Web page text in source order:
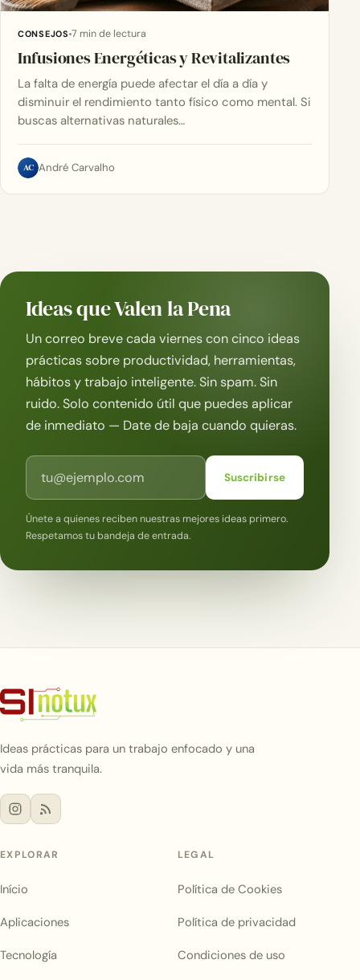
CONSEJOS 7 min de lectura
Infusiones Energéticas y Revitalizantes
La falta de energía puede afectar el día a día y
disminuir el rendimiento tanto físico como mental. Si
buscas alternativas naturales…
AC André Carvalho
Ideas que Valen la Pena
Un correo breve cada viernes con cinco ideas
prácticas sobre productividad, herramientas,
hábitos y trabajo inteligente. Sin spam. Sin
ruido. Solo contenido útil que puedes aplicar
de inmediato — Date de baja cuando quieras.
Correo electrónico
Suscribirse
Únete a quienes reciben nuestras mejores ideas primero.
Respetamos tu bandeja de entrada.
Ideas prácticas para un trabajo enfocado y una
vida más tranquila.
EXPLORAR
Início
Aplicaciones
Tecnología
LEGAL
Política de Cookies
Política de privacidad
Condiciones de uso